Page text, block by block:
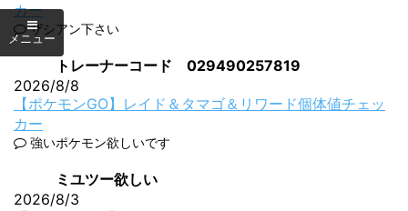
カー
ザシアン下さい
トレーナーコード 029490257819
2026/8/8
【ポケモンGO】レイド＆タマゴ＆リワード個体値チェッ
カー
強いポケモン欲しいです
ミユツー欲しい
2026/8/3